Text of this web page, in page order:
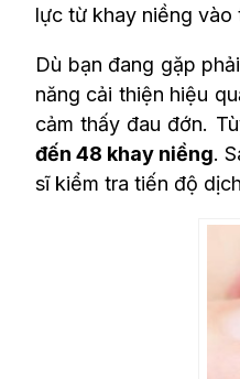
lực từ khay niềng
Dù bạn đang gặp
năng cải thiện hiệu
cảm thấy đau đớn.
đến 48 khay niềng.
sĩ kiểm tra tiến độ